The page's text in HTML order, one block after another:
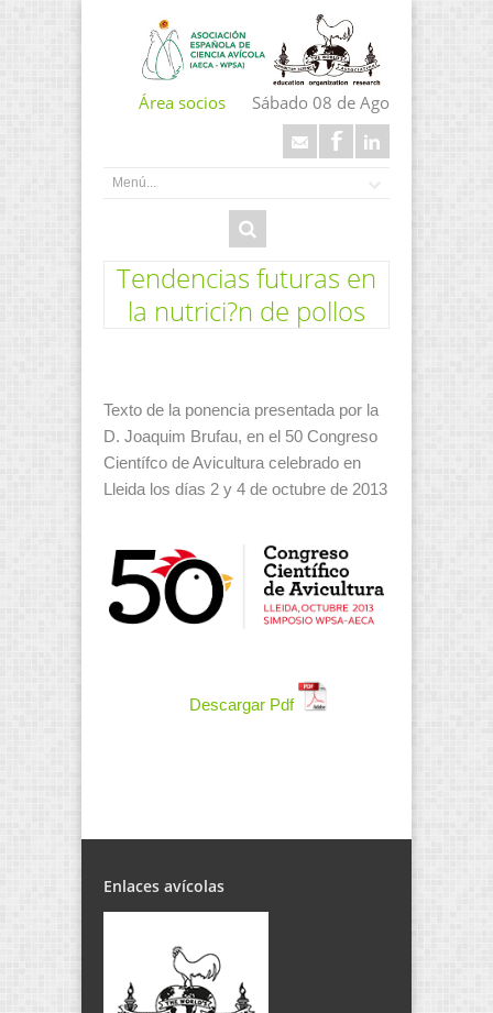
Área socios Sábado 08 de Ago
Tendencias futuras en
la nutrici?n de pollos
Texto de la ponencia presentada por la
D. Joaquim Brufau, en el 50 Congreso
Científco de Avicultura celebrado en
Lleida los días 2 y 4 de octubre de 2013
Descargar Pdf
Enlaces avícolas